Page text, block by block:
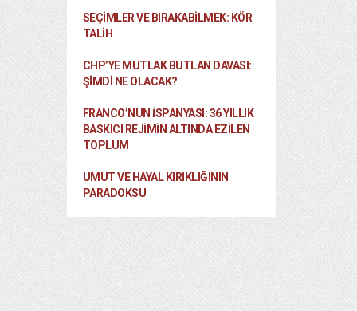
SEÇIMLER VE BIRAKABILMEK: KÖR
TALIH
CHP’YE MUTLAK BUTLAN DAVASI:
ŞİMDİ NE OLACAK?
FRANCO’NUN İSPANYASI: 36 YILLIK
BASKICI REJIMIN ALTINDA EZILEN
TOPLUM
UMUT VE HAYAL KIRIKLIĞININ
PARADOKSU